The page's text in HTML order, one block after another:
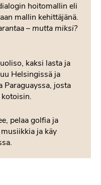
hoitomallin eli
mallin kehittäjänä.
– mutta miksi?
kaksi lasta ja
Helsingissä ja
Paraguayssa, josta
pelaa golfia ja
ja käy